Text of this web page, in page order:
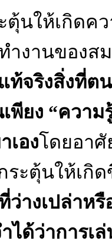
ตุ้นให้เกิดค
ำงานของส
แท้จริงสิ่งที่ต
พียง “ควา
เองโดยอาศั
ระตุ้นให้เกิ
ว่างเปล่าหรื
ได้ว่าการเ